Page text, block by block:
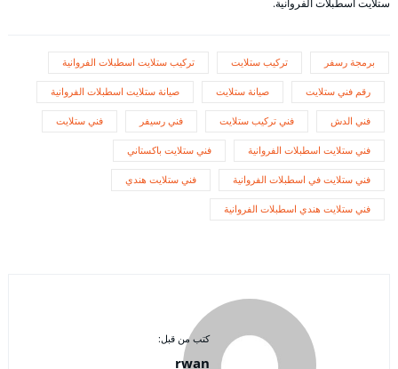
برمجة رسفر تركيب ستلايت تركيب ستلايت اسطبلات الفروانية
رقم فني ستلايت صيانة ستلايت صيانة ستلايت اسطبلات الفروانية
فني الدش فني تركيب ستلايت فني رسيفر فني ستلايت
فني ستلايت اسطبلات الفروانية فني ستلايت باكستاني
فني ستلايت في اسطبلات الفروانية فني ستلايت هندي
فني ستلايت هندي اسطبلات الفروانية
كتب من قبل:
rwan